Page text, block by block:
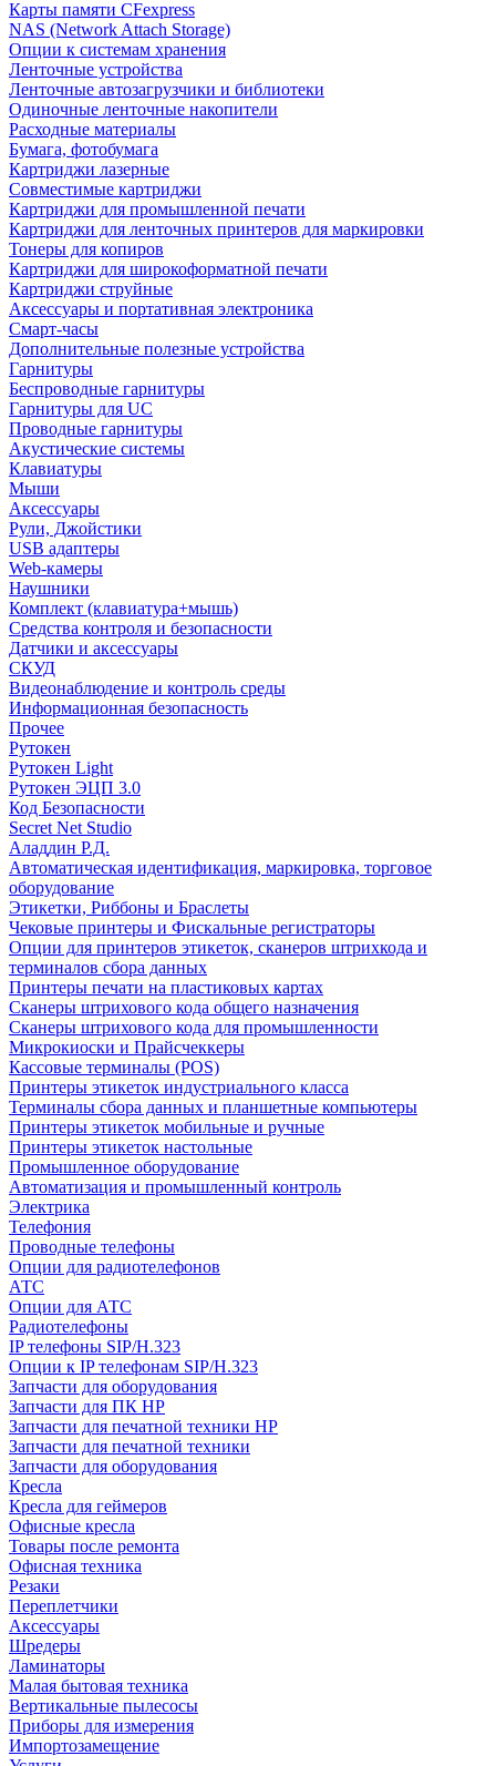
Карты памяти CFexpress
NAS (Network Attach Storage)
Опции к системам хранения
Ленточные устройства
Ленточные автозагрузчики и библиотеки
Одиночные ленточные накопители
Расходные материалы
Бумага, фотобумага
Картриджи лазерные
Совместимые картриджи
Картриджи для промышленной печати
Картриджи для ленточных принтеров для маркировки
Тонеры для копиров
Картриджи для широкоформатной печати
Картриджи струйные
Аксессуары и портативная электроника
Смарт-часы
Дополнительные полезные устройства
Гарнитуры
Беспроводные гарнитуры
Гарнитуры для UC
Проводные гарнитуры
Акустические системы
Клавиатуры
Мыши
Аксессуары
Рули, Джойстики
USB адаптеры
Web-камеры
Наушники
Комплект (клавиатура+мышь)
Средства контроля и безопасности
Датчики и аксессуары
СКУД
Видеонаблюдение и контроль среды
Информационная безопасность
Прочее
Рутокен
Рутокен Light
Рутокен ЭЦП 3.0
Код Безопасности
Secret Net Studio
Аладдин Р.Д.
Автоматическая идентификация, маркировка, торговое
оборудование
Этикетки, Риббоны и Браслеты
Чековые принтеры и Фискальные регистраторы
Опции для принтеров этикеток, сканеров штрихкода и
терминалов сбора данных
Принтеры печати на пластиковых картах
Сканеры штрихового кода общего назначения
Сканеры штрихового кода для промышленности
Микрокиоски и Прайсчеккеры
Кассовые терминалы (POS)
Принтеры этикеток индустриального класса
Терминалы сбора данных и планшетные компьютеры
Принтеры этикеток мобильные и ручные
Принтеры этикеток настольные
Промышленное оборудование
Автоматизация и промышленный контроль
Электрика
Телефония
Проводные телефоны
Опции для радиотелефонов
АТС
Опции для АТС
Радиотелефоны
IP телефоны SIP/H.323
Опции к IP телефонам SIP/H.323
Запчасти для оборудования
Запчасти для ПК HP
Запчасти для печатной техники HP
Запчасти для печатной техники
Запчасти для оборудования
Кресла
Кресла для геймеров
Офисные кресла
Товары после ремонта
Офисная техника
Резаки
Переплетчики
Аксессуары
Шредеры
Ламинаторы
Малая бытовая техника
Вертикальные пылесосы
Приборы для измерения
Импортозамещение